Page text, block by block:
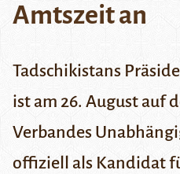
Amtszeit an
Tadschikistans
ist am 26. August auf
Verbandes
offiziell als Kandidat